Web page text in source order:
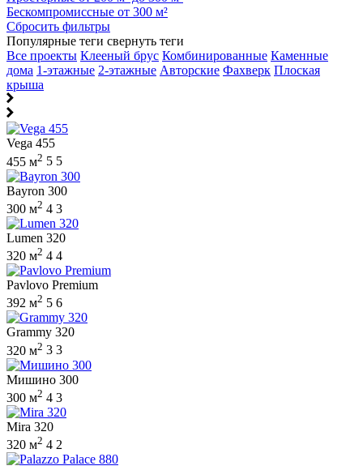
Бескомпромиссные от 300 м²
Сбросить фильтры
Популярные теги свернуть теги
Все проекты Клееный брус Комбинированные Каменные
дома 1-этажные 2-этажные Авторские Фахверк Плоская
крыша
Vega 455
455 м2 5 5
Bayron 300
300 м2 4 3
Lumen 320
320 м2 4 4
Pavlovo Premium
392 м2 5 6
Grammy 320
320 м2 3 3
Мишино 300
300 м2 4 3
Mira 320
320 м2 4 2